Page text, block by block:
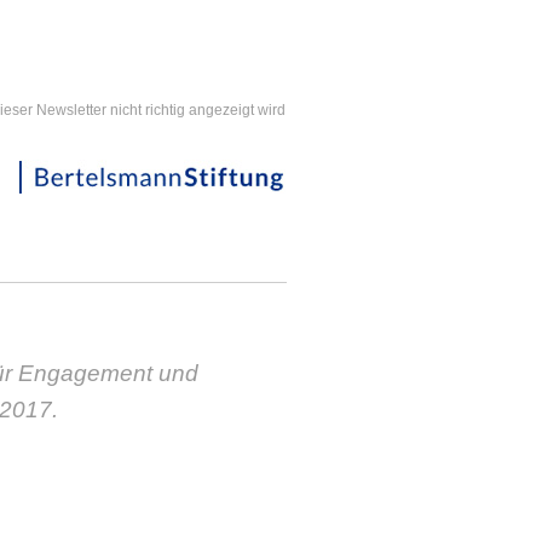
Newsletter nicht richtig angezeigt wird
Engagement und